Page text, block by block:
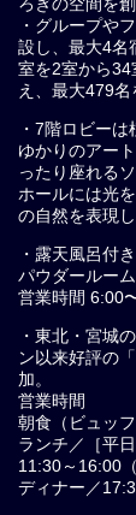
・グループや
設し、最大4名
室を2室から
え、最大479名
・7階ロビー
ゆかりのアー
ったり座れる
ホールには光
の自然を表現
・露天風呂付
パウダールー
営業時間 6:00
・東北・宮城
ン以来好評の
加。
営業時間
朝食（ビュッ
ランチ／［平
11:30～16:00
ディナー／